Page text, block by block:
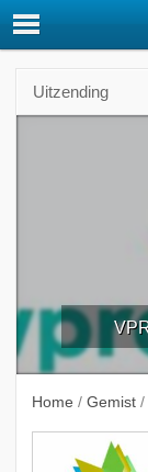
Uitzending
Home / Gemist /